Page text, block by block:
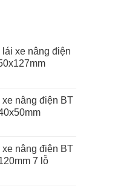
lái xe nâng điện
xe nâng điện BT
xe nâng điện BT
7 lỗ